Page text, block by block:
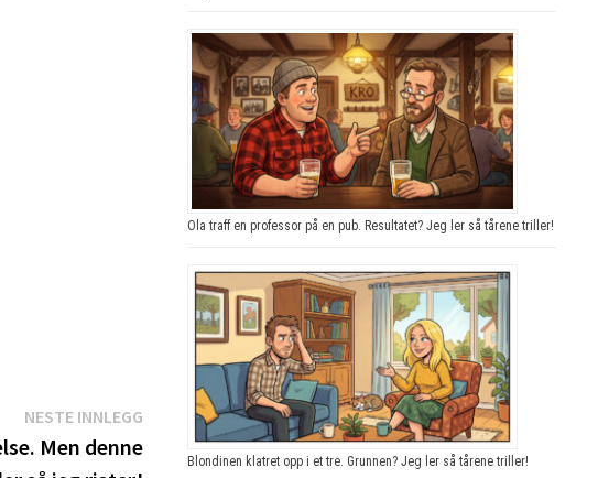
NESTE INNLEGGNeste
innlegg:
Men denne
Ola traff en professor på en pub. Resultatet? Jeg ler så tårene triller!
Blondinen klatret opp i et tre. Grunnen? Jeg ler så tårene triller!